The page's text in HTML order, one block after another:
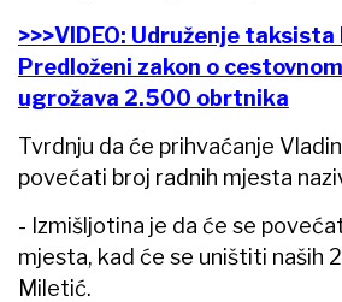
>>>VIDEO: Udruženje taksista
Predloženi zakon o
ugrožava 2.500 obrtnika
Tvrdnju da će prihvaćanje
povećati broj radnih mjesta
- Izmišljotina je da će se
mjesta, kad će se uništiti naših
Miletić.